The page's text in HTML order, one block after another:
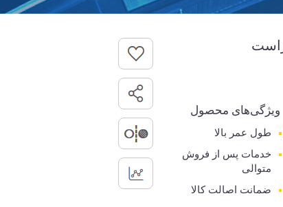
ویژگی‌های محصول
طول عمر بالا
خدمات پس از فروش
متوالی
ضمانت اصالت کالا